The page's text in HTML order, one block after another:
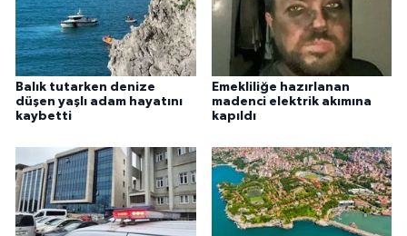
Balık tutarken denize
düşen yaşlı adam hayatını
kaybetti
Emekliliğe hazırlanan
madenci elektrik akımına
kapıldı